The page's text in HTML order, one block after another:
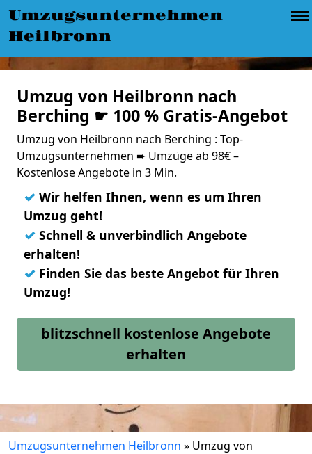
Umzugsunternehmen
Heilbronn
Umzug von Heilbronn nach
Berching ☛ 100 % Gratis-Angebot
Umzug von Heilbronn nach Berching : Top-
Umzugsunternehmen ➨ Umzüge ab 98€ –
Kostenlose Angebote in 3 Min.
✓ Wir helfen Ihnen, wenn es um Ihren
Umzug geht!
✓ Schnell & unverbindlich Angebote
erhalten!
✓ Finden Sie das beste Angebot für Ihren
Umzug!
blitzschnell kostenlose Angebote
erhalten
Umzugsunternehmen Heilbronn » Umzug von